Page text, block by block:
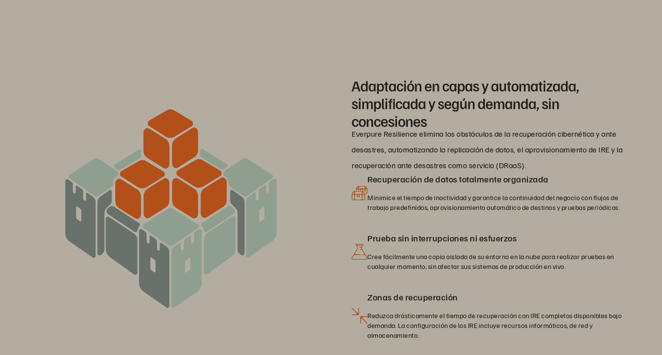
Adaptación en capas y automatizada,
simplificada y según demanda, sin
concesiones
Everpure Resilience elimina los obstáculos de la recuperación cibernética y ante
desastres, automatizando la replicación de datos, el aprovisionamiento de IRE y la
recuperación ante desastres como servicio (DRaaS).
Recuperación de datos totalmente organizada
Minimice el tiempo de inactividad y garantice la continuidad del negocio con flujos de
trabajo predefinidos, aprovisionamiento automático de destinos y pruebas periódicas.
Prueba sin interrupciones ni esfuerzos
Cree fácilmente una copia aislada de su entorno en la nube para realizar pruebas en
cualquier momento, sin afectar sus sistemas de producción en vivo.
Zonas de recuperación
Reduzca drásticamente el tiempo de recuperación con IRE completos disponibles bajo
demanda. La configuración de los IRE incluye recursos informáticos, de red y
almacenamiento.